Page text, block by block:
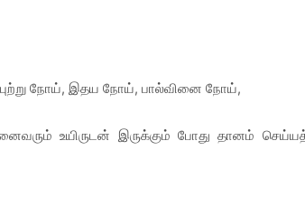
நோய், இதய நோய், பால்வினை நோய்,
உயிருடன் இருக்கும் போது தானம்